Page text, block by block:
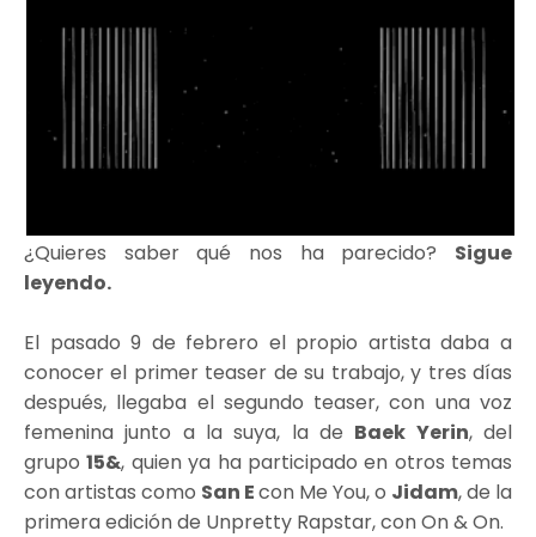
¿Quieres saber qué nos ha parecido? Sigue
leyendo.
El pasado 9 de febrero el propio artista daba a
conocer el primer teaser de su trabajo, y tres días
después, llegaba el segundo teaser, con una voz
femenina junto a la suya, la de Baek Yerin, del
grupo15&, quien ya ha participado en otros temas
con artistas como San Econ Me You, o Jidam, de la
primera edición de Unpretty Rapstar, con On & On.